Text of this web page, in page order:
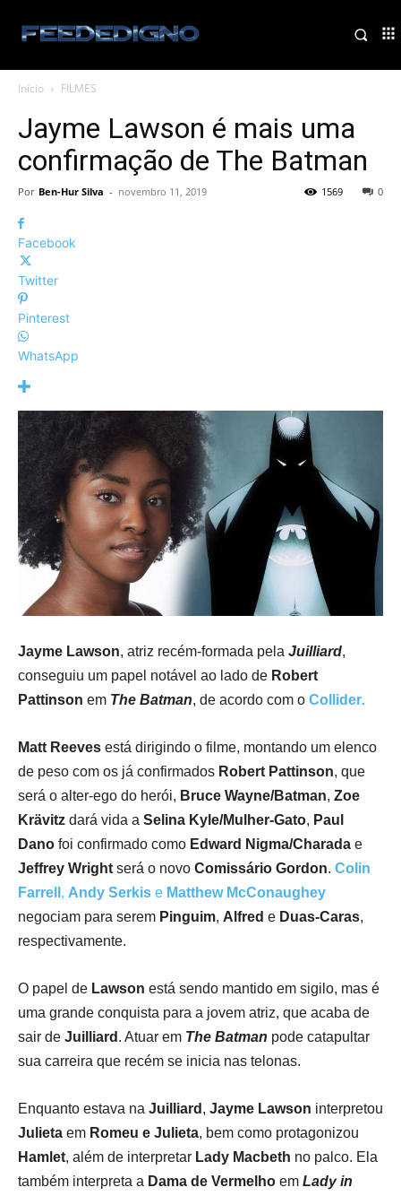
Início FILMES
Jayme Lawson é mais uma
confirmação de The Batman
Por Ben-Hur Silva - novembro 11, 2019 0
1569
Facebook
Twitter
Pinterest
WhatsApp
Jayme Lawson, atriz recém-formada pela Juilliard,
conseguiu um papel notável ao lado de Robert
Pattinson em The Batman, de acordo com o Collider.
Matt Reeves está dirigindo o filme, montando um elenco
de peso com os já confirmados Robert Pattinson, que
será o alter-ego do herói, Bruce Wayne/Batman, Zoe
Krävitz dará vida a Selina Kyle/Mulher-Gato, Paul
Dano foi confirmado como Edward Nigma/Charada e
Jeffrey Wright será o novo Comissário Gordon. Colin
Farrell , Andy Serkis e Matthew McConaughey
negociam para serem Pinguim, Alfred e Duas-Caras,
respectivamente.
O papel de Lawson está sendo mantido em sigilo, mas é
uma grande conquista para a jovem atriz, que acaba de
sair de Juilliard . Atuar em The Batman pode catapultar
sua carreira que recém se inicia nas telonas.
Enquanto estava na Juilliard , Jayme Lawson interpretou
Julieta em Romeu e Julieta, bem como protagonizou
Hamlet, além de interpretar Lady Macbeth no palco. Ela
também interpreta a Dama de Vermelho em Lady in